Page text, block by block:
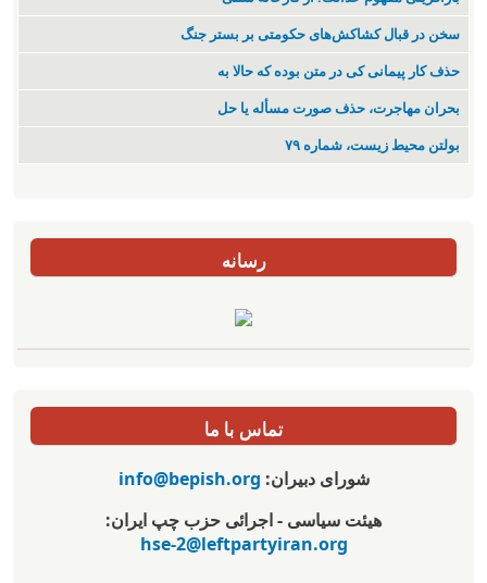
سخن در قبال کشاکش‌های حکومتی بر بستر جنگ
حذف کار پیمانی کی در متن بودە کە حالا بە
بحران مهاجرت‌، حذف صورت مسأله یا حل
بولتن محیط زیست، شماره ۷۹
رسانه
تماس با ما
شورای دبیران:info@bepish.org
هیئت سیاسی - اجرائی حزب چپ ایران:
hse-2@leftpartyiran.org